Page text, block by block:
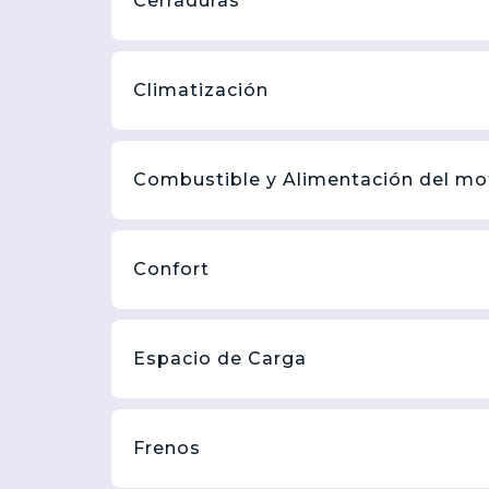
Climatización
Combustible y Alimentación del
Confort
Espacio de Carga
Frenos